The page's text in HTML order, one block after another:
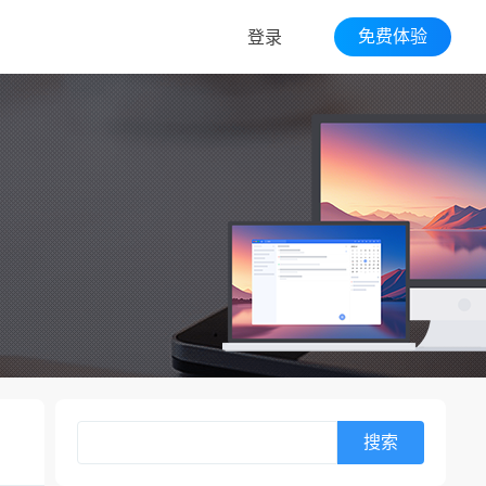
免费体验
登录
搜索